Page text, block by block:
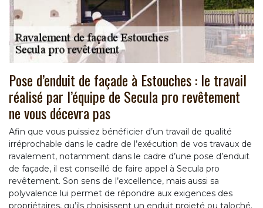
Pose d’enduit de façade à Estouches : le travail
réalisé par l’équipe de Secula pro revêtement
ne vous décevra pas
Afin que vous puissiez bénéficier d’un travail de qualité
irréprochable dans le cadre de l’exécution de vos travaux de
ravalement, notamment dans le cadre d’une pose d’enduit
de façade, il est conseillé de faire appel à Secula pro
revêtement. Son sens de l’excellence, mais aussi sa
polyvalence lui permet de répondre aux exigences des
propriétaires, qu’ils choisissent un enduit projeté ou taloché.